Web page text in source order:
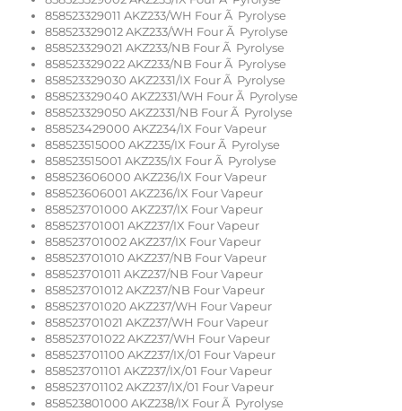
858523329011 AKZ233/WH Four Ã Pyrolyse
858523329012 AKZ233/WH Four Ã Pyrolyse
858523329021 AKZ233/NB Four Ã Pyrolyse
858523329022 AKZ233/NB Four Ã Pyrolyse
858523329030 AKZ2331/IX Four Ã Pyrolyse
858523329040 AKZ2331/WH Four Ã Pyrolyse
858523329050 AKZ2331/NB Four Ã Pyrolyse
858523429000 AKZ234/IX Four Vapeur
858523515000 AKZ235/IX Four Ã Pyrolyse
858523515001 AKZ235/IX Four Ã Pyrolyse
858523606000 AKZ236/IX Four Vapeur
858523606001 AKZ236/IX Four Vapeur
858523701000 AKZ237/IX Four Vapeur
858523701001 AKZ237/IX Four Vapeur
858523701002 AKZ237/IX Four Vapeur
858523701010 AKZ237/NB Four Vapeur
858523701011 AKZ237/NB Four Vapeur
858523701012 AKZ237/NB Four Vapeur
858523701020 AKZ237/WH Four Vapeur
858523701021 AKZ237/WH Four Vapeur
858523701022 AKZ237/WH Four Vapeur
858523701100 AKZ237/IX/01 Four Vapeur
858523701101 AKZ237/IX/01 Four Vapeur
858523701102 AKZ237/IX/01 Four Vapeur
858523801000 AKZ238/IX Four Ã Pyrolyse